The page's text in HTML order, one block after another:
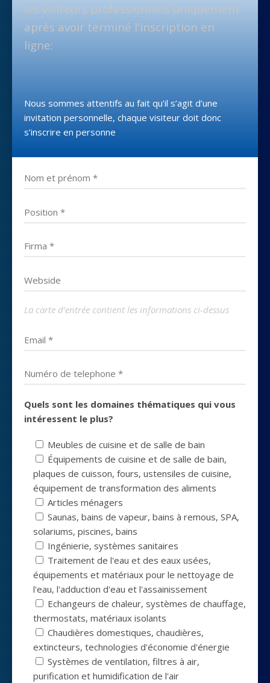
les visiteurs professionnels uniquement
après avoir terminé l'inscription en
ligne:
Nous sommes attentifs au fait qu’il s’agit d’une
invitation personnelle, chaque visiteur doit donc
s’inscrire en personne
La carte d’entrée contient les informations ci-dessus
Quels sont les domaines thématiques qui vous
intéressent le plus?
Meubles de cuisine et de salle de bain
Équipements de cuisine et de salle de bain,
plaques de cuisson, fours, ustensiles de cuisine,
équipement de transformation des aliments
Articles ménagers
Saunas, bains de vapeur, bains à remous, SPA,
solariums, piscines, bains
Ingénierie, systèmes sanitaires
Traitement de l'eau et des eaux usées,
équipements et matériaux pour le nettoyage de
l'eau, l'adduction d'eau et l'assainissement
Echangeurs de chaleur, systèmes de chauffage,
thermostats, matériaux isolants
Chaudières domestiques, chaudières,
extincteurs, technologies d'économie d'énergie
Systèmes de ventilation, filtres à air,
purification et humidification de l'air